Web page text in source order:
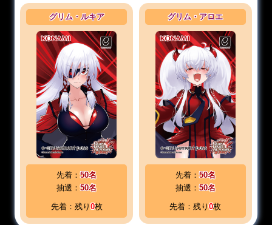
グリム・ルキア
先着：50名
抽選：50名
先着：残り0枚
グリム・アロエ
先着：50名
抽選：50名
先着：残り0枚